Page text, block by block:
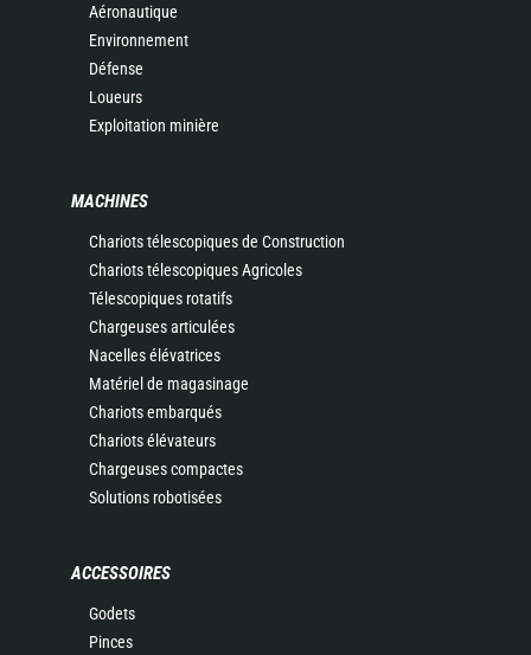
Aéronautique
Environnement
Défense
Loueurs
Exploitation minière
MACHINES
Chariots télescopiques de Construction
Chariots télescopiques Agricoles
Télescopiques rotatifs
Chargeuses articulées
Nacelles élévatrices
Matériel de magasinage
Chariots embarqués
Chariots élévateurs
Chargeuses compactes
Solutions robotisées
ACCESSOIRES
Godets
Pinces